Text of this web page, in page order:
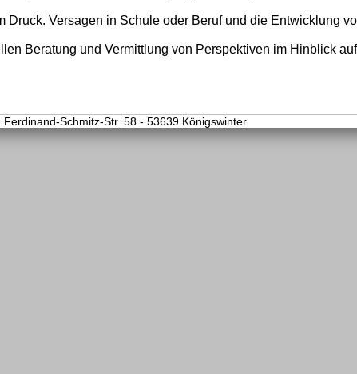
Versagen in Schule oder Beruf und die Entwicklung
Beratung und Vermittlung von Perspektiven im Hinblick
Schmitz-Str. 58 - 53639 Königswinter